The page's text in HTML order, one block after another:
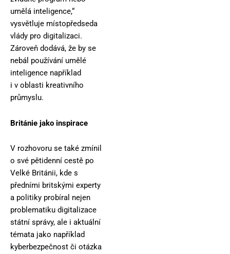
umělá inteligence,“
vysvětluje místopředseda
vlády pro digitalizaci.
Zároveň dodává, že by se
nebál používání umělé
inteligence například
i v oblasti kreativního
průmyslu.
Británie jako inspirace
V rozhovoru se také zmínil
o své pětidenní cestě po
Velké Británii, kde s
předními britskými experty
a politiky probíral nejen
problematiku digitalizace
státní správy, ale i aktuální
témata jako například
kyberbezpečnost či otázka